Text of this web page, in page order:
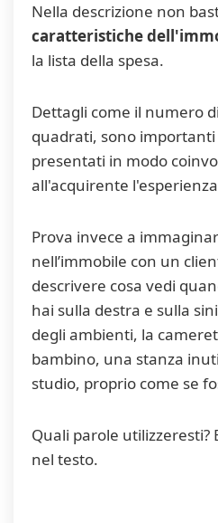
Nella descrizione non
caratteristiche
la lista della spesa.
Dettagli come il numero
quadrati, sono
presentati in modo
all'acquirente
Prova invece a
nell’immobile con un
descrivere cosa vedi
hai sulla destra e sulla
degli ambienti, la
bambino, una stanza
studio, proprio come se
Quali parole utilizzeresti?
nel testo.